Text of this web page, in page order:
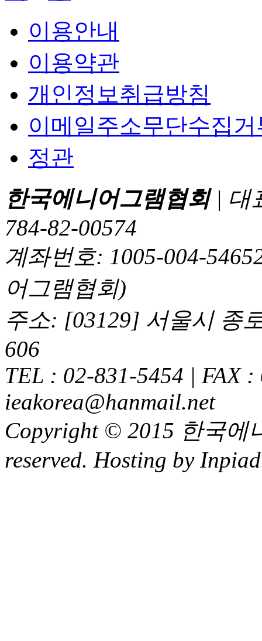
이용안내
이용약관
개인정보취급방침
이메일주소무단수집거
정관
한국에니어그램협회| 대
784-82-00574
계좌번호: 1005-004-
어그램협회)
주소: [03129] 서울시 종
606
TEL : 02-831-5454 | FAX
ieakorea@hanmail.net
Copyright © 2015 한국에
reserved. Hosting by